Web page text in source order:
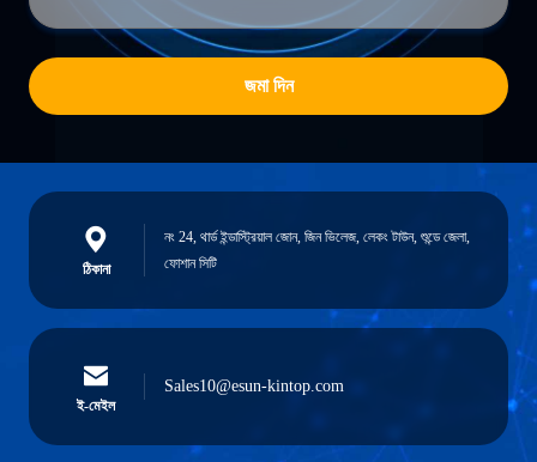
জমা দিন
ঠিকানা
নং 24, থার্ড ইন্ডাস্ট্রিয়াল জোন, জিন ভিলেজ, লেকং টাউন, শুন্ডে জেলা,
ফোশান সিটি
ই-মেইল
Sales10@esun-kintop.com